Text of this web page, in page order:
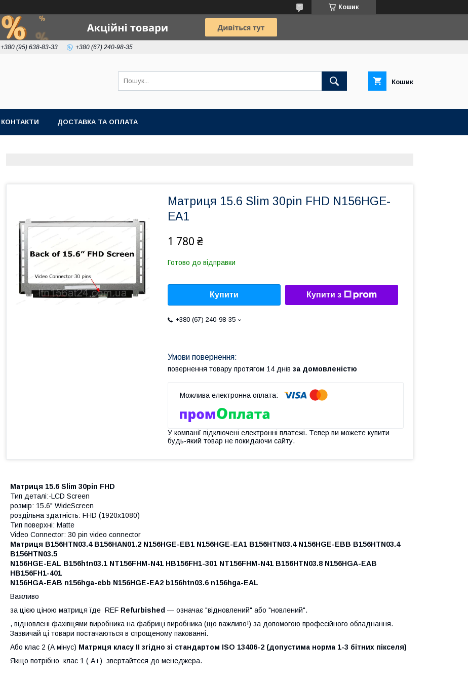
Кошик
+380 (95) 638-83-33 +380 (67) 240-98-35
Кошик
КОНТАКТИ ДОСТАВКА ТА ОПЛАТА
Матриця 15.6 Slim 30pin FHD N156HGE-
EA1
1 780 ₴
Готово до відправки
Купити Купити з
+380 (67) 240-98-35
повернення товару протягом 14 днів за домовленістю
У компанії підключені електронні платежі. Тепер ви можете купити
будь-який товар не покидаючи сайту.
Матриця 15.6 Slim 30pin FHD
Тип деталі:-LCD Screen
розмір: 15.6" WideScreen
роздільна здатність: FHD (1920x1080)
Тип поверхні: Matte
Video Connector: 30 pin video connector
Матриця B156HTN03.4 B156HAN01.2 N156HGE-EB1 N156HGE-EA1 B156HTN03.4 N156HGE-EBB B156HTN03.4
B156HTN03.5
N156HGE-EAL B156htn03.1 NT156FHM-N41 HB156FH1-301 NT156FHM-N41 B156HTN03.8 N156HGA-EAB
HB156FH1-401
N156HGA-EAB n156hga-ebb N156HGE-EA2 b156htn03.6 n156hga-EAL
Важливо
за цією ціною матриця їде REF Refurbished — означає "відновлений" або "новлений".
, відновлені фахівцями виробника на фабриці виробника (що важливо!) за допомогою професійного обладнання.
Зазвичай ці товари постачаються в спрощеному пакованні.
Або клас 2 (А мінус) Матриця класу II згідно зі стандартом ISO 13406-2 (допустима норма 1-3 бітних пікселя)
Якщо потрібно клас 1 ( A+) звертайтеся до менеджера.